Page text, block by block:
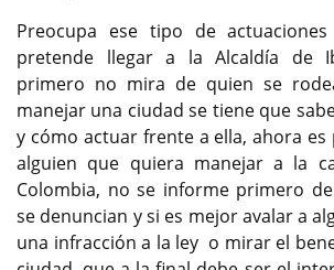
Preocupa ese tipo de
pretende llegar a la Alcaldía de
primero no mira de quien se
manejar una ciudad se tiene que
y cómo actuar frente a ella, ahora
alguien que quiera manejar a la
Colombia, no se informe primero
se denuncian y si es mejor avalar a
una infracción a la ley o mirar el